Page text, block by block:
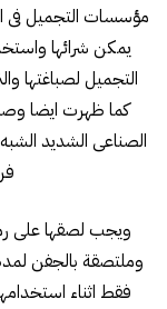
مؤسسات التجميل فى
يمكن شرائها
التجميل لصباغتها
كما ظهرت ايضا
الصناعى الشديد
ويجب لصقها على
وملتصقة بالجفن
فقط اثناء